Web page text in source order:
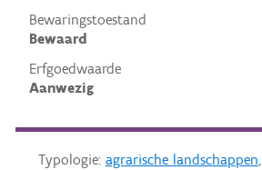
Bewaringstoestand
Bewaard
Erfgoedwaarde
Aanwezig
Typologie: agrarische landschappen,